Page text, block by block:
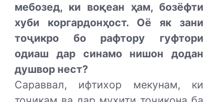
мебозед, ки воқеан ҳам, бозёфти
хуби коргардонҳост. Оё як зани
тоҷикро бо рафтору гуфтори
одиаш дар синамо нишон додан
душвор нест?
Сараввал, ифтихор мекунам, ки